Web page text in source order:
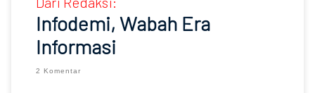
Infodemi, Wabah Era
Informasi
2 Komentar